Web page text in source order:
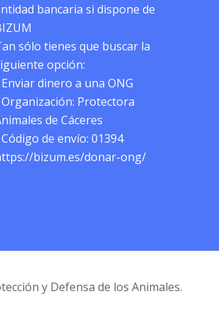
bancaria si dispone de
sólo tienes que buscar la
opción:
dinero a una ONG
Protectora
de Cáceres
de envío: 01394
bizum.es/donar-ong/
y Defensa de los Animales.